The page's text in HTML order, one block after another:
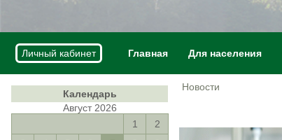
Личный кабинет Главная Для населения
Календарь
Август 2026
1
2
Новости